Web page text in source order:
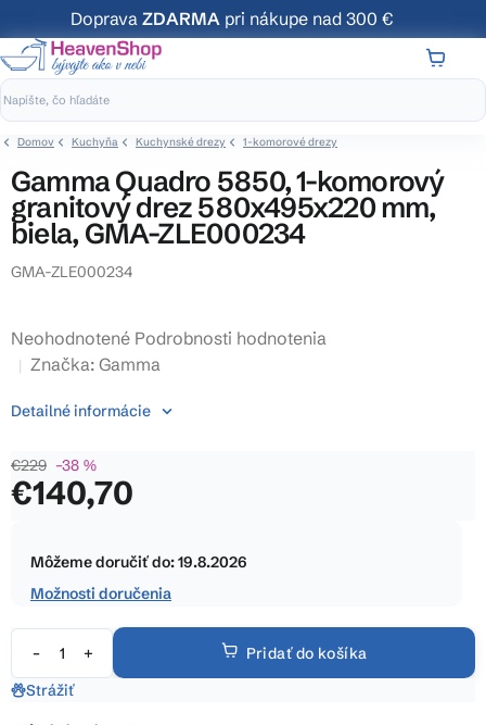
na
obsah
Doprava ZDARMA pri nákupe nad 300 €
Domov Kuchyňa Kuchynské drezy 1-komorové drezy
Gamma Quadro 5850, 1-komorový
granitový drez 580x495x220 mm,
biela, GMA-ZLE000234
GMA-ZLE000234
Priemerné
hodnotenie
je
z
5
Neohodnotené Podrobnosti hodnotenia
Značka: Gamma
€229 –38 %
€140,70
cena:
Môžeme doručiť do:19.8.2026
Možnosti doručenia
Pridať do košíka
Detailné informácie
Strážiť